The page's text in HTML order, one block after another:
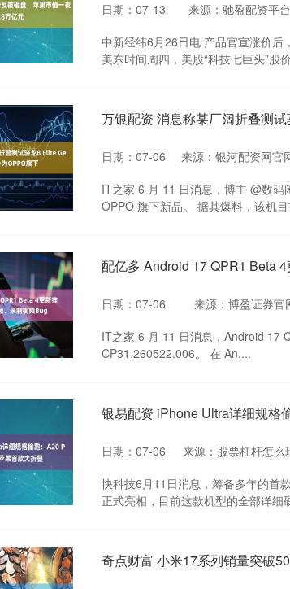
日期：07-13 来源：驰盈配资平台
中新经纬6月26日电 产品官宣涨价后
美东时间周四，美股“科技七巨头”股
万银配资 消息称某厂阔折叠测
日期：07-06 来源：银河配资网官
IT之家 6 月 11 日消息，博主 @数
OPPO 旗下新品。 据其爆料，该机
配亿多 Android 17 QPR1 Beta
日期：07-06 来源：博盈证券官
IT之家 6 月 11 日消息，Android 17
CP31.260522.006。 在 An....
银易配资 iPhone Ultra详细规格
日期：07-06 来源：股票杠杆怎么
快科技6月11日消息，筹备多年的首
正式亮相，目前这款机型的全部详
奇点财富 小米17系列销量突破